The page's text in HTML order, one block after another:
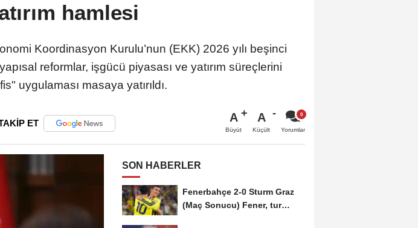
hamlesi
Koordinasyon Kurulu’nun (EKK) 2026 yılı beşinci
reformlar, işgücü piyasası ve yatırım süreçlerini
uygulaması masaya yatırıldı.
ET A
Büyüt
A
Küçült Yorumlar
SON HABERLER
Fenerbahçe 2-0 Sturm Graz
(Maç Sonucu) Fener, tur